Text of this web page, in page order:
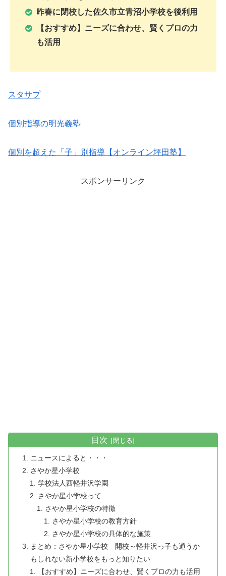
昨春に閉校した佐久市立青沼小学校を後利用
【おすすめ】ニーズに合わせ、賢くプロの力
も活用
スタサプ
個別指導の明光義塾
個別を超えた「子」別指導【オンライン坪田塾】
スポンサーリンク
目次
ニュースによると・・・
さやか星小学校
学校法人西軽井沢学園
さやか星小学校って
さやか星小学校の特徴
さやか星小学校の教育方針
さやか星小学校の具体的な施策
まとめ：さやか星小学校 開校～軽井沢っ子も通うか
もしれない新小学校をもっと知りたい
【おすすめ】ニーズに合わせ、賢くプロの力も活用